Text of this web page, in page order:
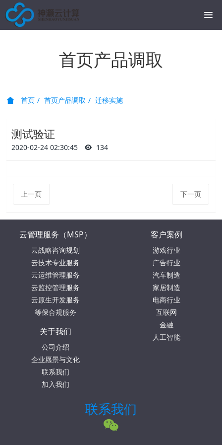
首页产品调取
首页 首页产品调取 迁移实施
测试验证
2020-02-24 02:30:45 134
上一页 下一页
云管理服务（MSP）
云战略咨询规划
云技术专业服务
云运维管理服务
云监控管理服务
云原生开发服务
等保合规服务
客户案例
游戏行业
广告行业
汽车制造
家居制造
电商行业
互联网
金融
人工智能
关于我们
公司介绍
企业愿景与文化
联系我们
加入我们
联系我们